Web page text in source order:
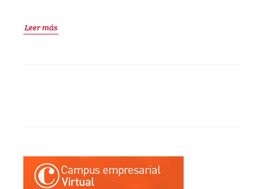
Leer más